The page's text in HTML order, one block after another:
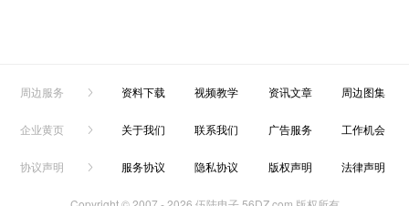
周边服务 资料下载 视频教学 资讯文章 周边图集
企业黄页 关于我们 联系我们 广告服务 工作机会
协议声明 服务协议 隐私协议 版权声明 法律声明